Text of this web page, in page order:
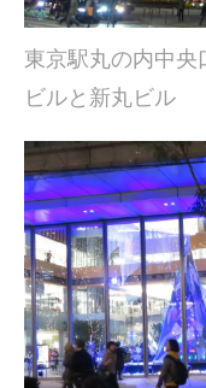
東京駅丸の内中
ビルと新丸ビル